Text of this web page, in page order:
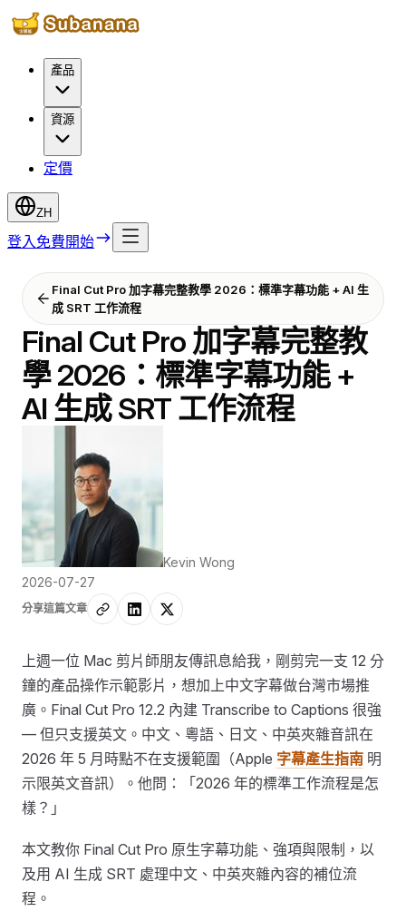
產品
資源
定價
ZH
登入 免費開始
Final Cut Pro 加字幕完整教學 2026：標準字幕功能 + AI 生
成 SRT 工作流程
Final Cut Pro 加字幕完整教
學 2026：標準字幕功能 +
AI 生成 SRT 工作流程
Kevin Wong
2026-07-27
分享這篇文章
上週一位 Mac 剪片師朋友傳訊息給我，剛剪完一支 12 分
鐘的產品操作示範影片，想加上中文字幕做台灣市場推
廣。Final Cut Pro 12.2 內建 Transcribe to Captions 很強
— 但只支援英文。中文、粵語、日文、中英夾雜音訊在
2026 年 5 月時點不在支援範圍（Apple 字幕產生指南 明
示限英文音訊）。他問：「2026 年的標準工作流程是怎
樣？」
本文教你 Final Cut Pro 原生字幕功能、強項與限制，以
及用 AI 生成 SRT 處理中文、中英夾雜內容的補位流
程。